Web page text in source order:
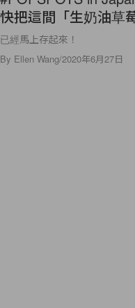
快把這間「生奶油草
已經馬上存起來！
By Ellen Wang/2020年6月27日